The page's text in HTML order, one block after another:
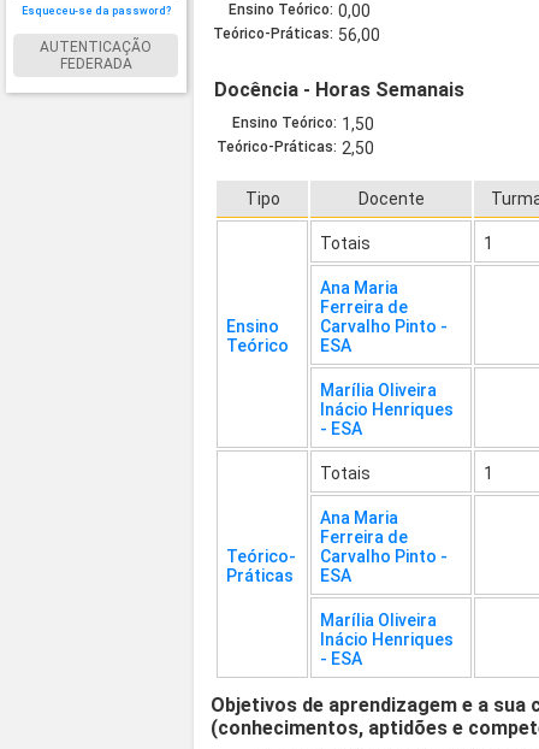
Esqueceu-se da password?
AUTENTICAÇÃO
FEDERADA
Ensino Teórico: 0,00
Teórico-Práticas: 56,00
Docência - Horas Semanais
Ensino Teórico: 1,50
Teórico-Práticas: 2,50
Tipo Docente
Ensino
Teórico
Totais 1
Ana Maria
Ferreira de
Carvalho Pinto -
ESA
Marília Oliveira
Inácio Henriques
- ESA
Teórico-
Práticas
Totais 1
Ana Maria
Ferreira de
Carvalho Pinto -
ESA
Marília Oliveira
Inácio Henriques
- ESA
Objetivos de aprendizagem e a
(conhecimentos, aptidões e